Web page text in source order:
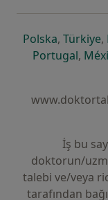
Polskayeni bir
, Türkiye,
Portugalyeni
,
İş bu
doktorun/
talebi ve/veya
tarafından